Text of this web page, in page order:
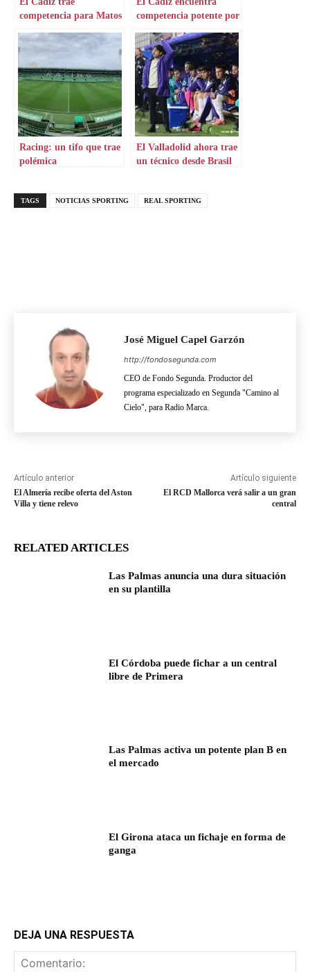
competencia para Matos
competencia potente por
Racing: un tifo que trae
polémica
El Valladolid ahora trae
un técnico desde Brasil
TAGS NOTICIAS SPORTING REAL SPORTING
José Miguel Capel Garzón
http://fondosegunda.com
CEO de Fondo Segunda. Productor del
programa especializado en Segunda "Camino al
Cielo", para Radio Marca.
Artículo anterior
El Almería recibe oferta del Aston
Villa y tiene relevo
Artículo siguiente
El RCD Mallorca verá salir a un gran
central
RELATED ARTICLES
Las Palmas anuncia una dura situación
en su plantilla
El Córdoba puede fichar a un central
libre de Primera
Las Palmas activa un potente plan B en
el mercado
El Girona ataca un fichaje en forma de
ganga
DEJA UNA RESPUESTA